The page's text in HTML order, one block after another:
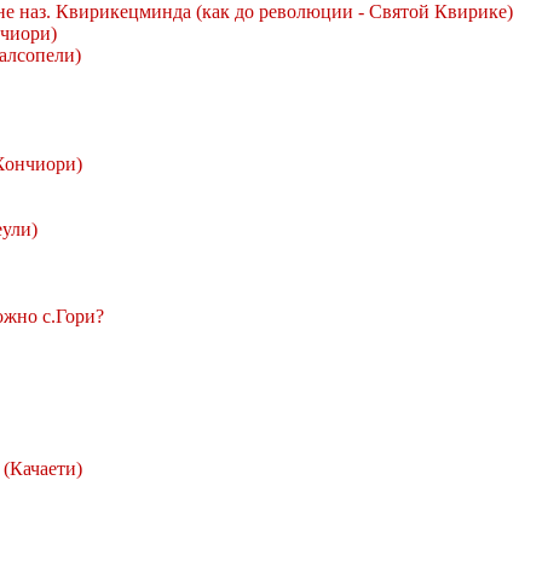
наз. Квирикецминда (как до революции - Святой Квирике)
с.Гори?
(Качаети)